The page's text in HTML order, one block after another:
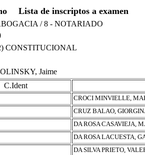
Lista de inscriptos a examen
/ 8 - NOTARIADO
CONSTITUCIONAL
Jaime
C.Ident
CROCI MINVIELLE,
CRUZ BALAO,
DA ROSA CASAVIEJA,
DA ROSA LACUESTA,
DA SILVA PRIETO,